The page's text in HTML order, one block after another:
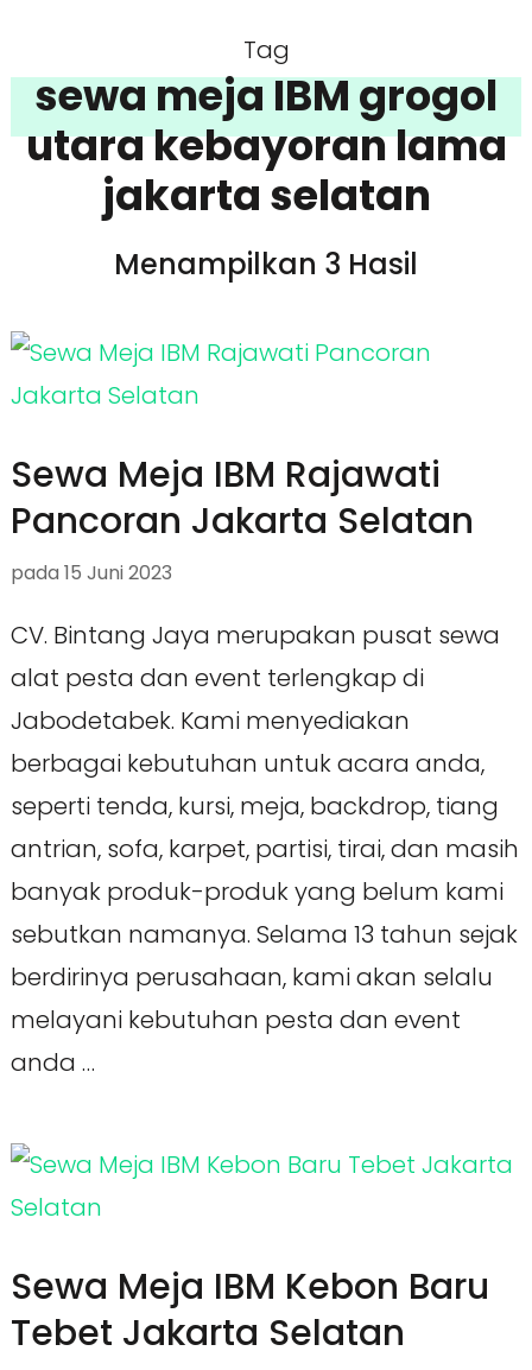
Tag
sewa meja IBM grogol
utara kebayoran lama
jakarta selatan
Menampilkan 3 Hasil
Sewa Meja IBM Rajawati
Pancoran Jakarta Selatan
pada 15 Juni 2023
CV. Bintang Jaya merupakan pusat sewa
alat pesta dan event terlengkap di
Jabodetabek. Kami menyediakan
berbagai kebutuhan untuk acara anda,
seperti tenda, kursi, meja, backdrop, tiang
antrian, sofa, karpet, partisi, tirai, dan masih
banyak produk-produk yang belum kami
sebutkan namanya. Selama 13 tahun sejak
berdirinya perusahaan, kami akan selalu
melayani kebutuhan pesta dan event
anda …
Sewa Meja IBM Kebon Baru
Tebet Jakarta Selatan